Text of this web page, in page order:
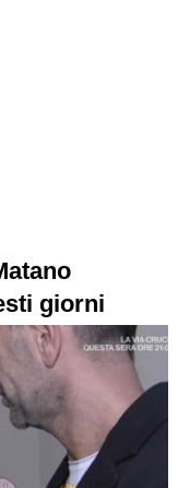
giorni